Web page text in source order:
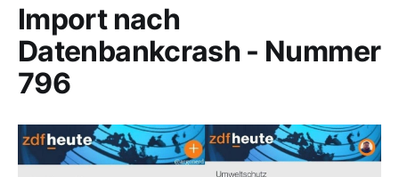
Import nach
Datenbankcrash - Nummer
796